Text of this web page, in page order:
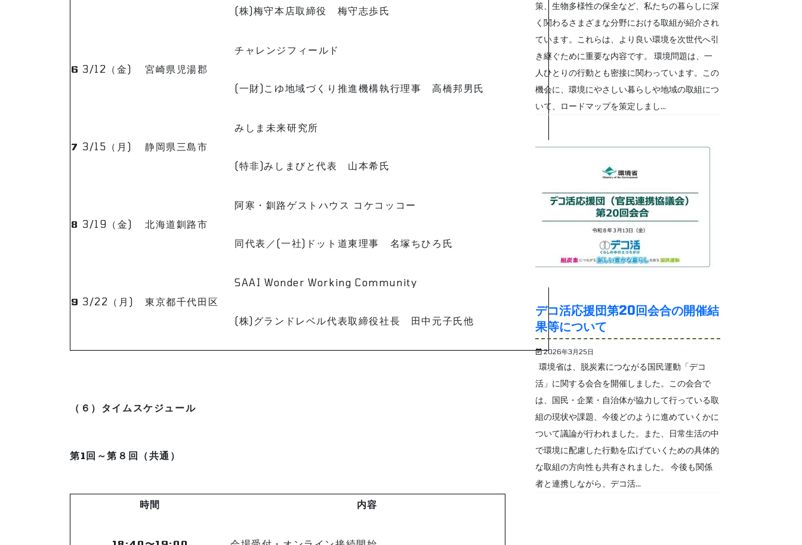
(株)梅守本店取締役 梅守志歩氏
6 3/12（金) 宮崎県児湯郡
チャレンジフィールド
(一財)こゆ地域づくり推進機構執行理事 高橋邦男氏
7 3/15（月) 静岡県三島市
みしま未来研究所
(特非)みしまびと代表 山本希氏
8 3/19（金) 北海道釧路市
阿寒・釧路ゲストハウス コケコッコー
同代表／(一社)ドット道東理事 名塚ちひろ氏
9 3/22（月) 東京都千代田区
SAAI Wonder Working Community
(株)グランドレベル代表取締役社長 田中元子氏他
（６）タイムスケジュール
第1回～第８回（共通）
時間 内容
策、生物多様性の保全など、私たちの暮らしに深
く関わるさまざまな分野における取組が紹介され
ています。これらは、より良い環境を次世代へ引
き継ぐために重要な内容です。 環境問題は、一
人ひとりの行動とも密接に関わっています。この
機会に、環境にやさしい暮らしや地域の取組につ
いて、ロードマップを策定しまし...
デコ活応援団第20回会合の開催結
果等について
2026年3月25日
環境省は、脱炭素につながる国民運動「デコ
活」に関する会合を開催しました。この会合で
は、国民・企業・自治体が協力して行っている取
組の現状や課題、今後どのように進めていくかに
ついて議論が行われました。また、日常生活の中
で環境に配慮した行動を広げていくための具体的
な取組の方向性も共有されました。 今後も関係
者と連携しながら、デコ活...